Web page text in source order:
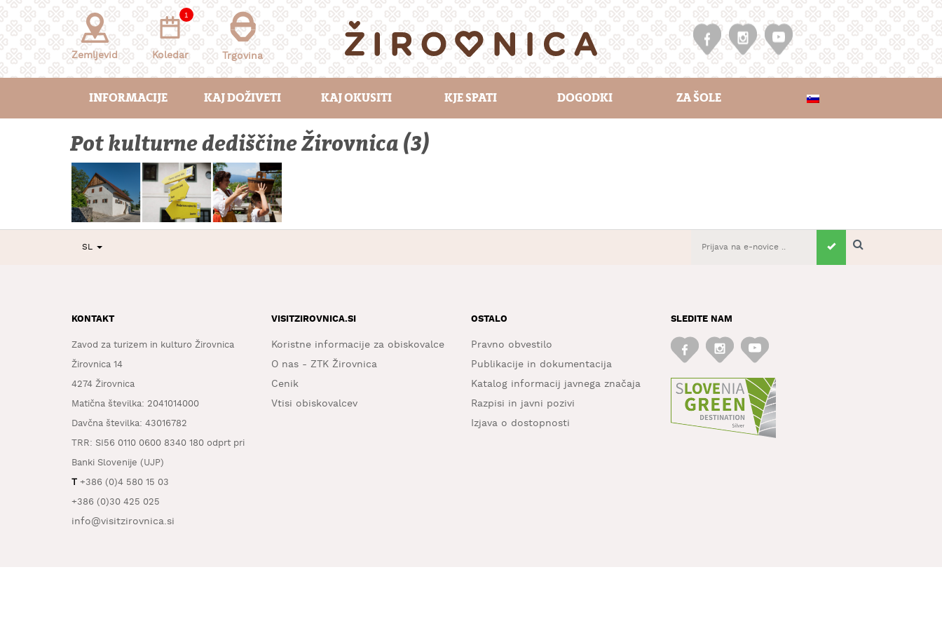
Zemljevid
1
Koledar Trgovina
INFORMACIJE KAJ DOŽIVETI KAJ OKUSITI KJE SPATI DOGODKI ZA ŠOLE
Pot kulturne dediščine Žirovnica (3)
SL
KONTAKT
Zavod za turizem in kulturo Žirovnica
Žirovnica 14
4274 Žirovnica
Matična številka: 2041014000
Davčna številka: 43016782
TRR: SI56 0110 0600 8340 180 odprt pri
Banki Slovenije (UJP)
T +386 (0)4 580 15 03
+386 (0)30 425 025
info@visitzirovnica.si
VISITZIROVNICA.SI
Koristne informacije za obiskovalce
O nas - ZTK Žirovnica
Cenik
Vtisi obiskovalcev
OSTALO
Pravno obvestilo
Publikacije in dokumentacija
Katalog informacij javnega značaja
Razpisi in javni pozivi
Izjava o dostopnosti
SLEDITE NAM